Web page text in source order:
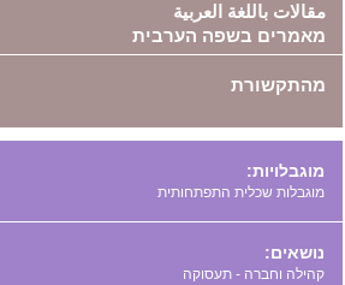
مقالات باللغة العربية
מאמרים בשפה הערבית
מהתקשורת
מוגבלויות:
מוגבלות שכלית התפתחותית
נושאים:
קהילה וחברה - תעסוקה